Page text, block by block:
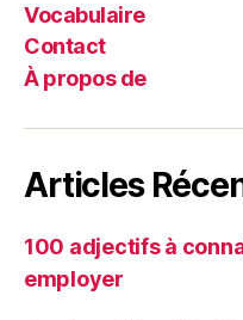
Vocabulaire
Contact
À propos de
Articles
100 adjectifs à
employer